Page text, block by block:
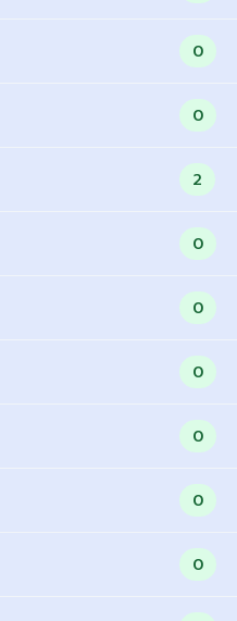
0
0
2
0
0
0
0
0
0